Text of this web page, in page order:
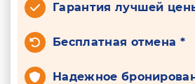
Гарантия лучшей
Бесплатная отмена *
Надежное